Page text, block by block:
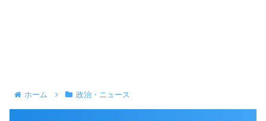
ホーム 政治・ニュース